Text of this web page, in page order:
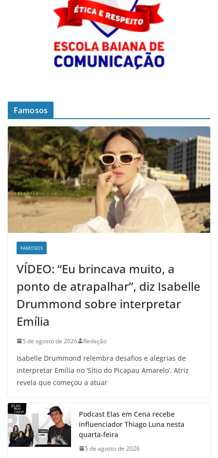
Famosos
FAMOSOS
VÍDEO: “Eu brincava muito, a
ponto de atrapalhar”, diz Isabelle
Drummond sobre interpretar
Emília
5 de agosto de 2026 Redação
Isabelle Drummond relembra desafios e alegrias de
interpretar Emília no ‘Sítio do Picapau Amarelo’. Atriz
revela que começou a atuar
Podcast Elas em Cena recebe
influenciador Thiago Luna nesta
quarta-feira
5 de agosto de 2026